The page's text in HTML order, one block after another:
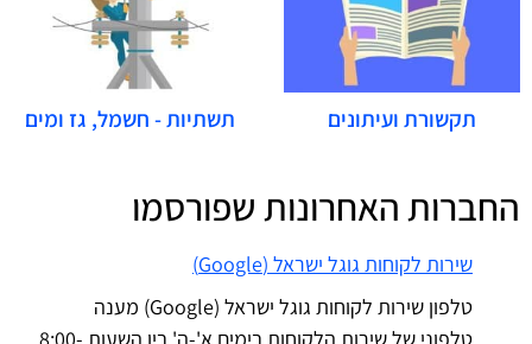
תקשורת ועיתונים תשתיות - חשמל, גז ומים
החברות האחרונות שפורסמו
שירות לקוחות גוגל ישראל (Google)
טלפון שירות לקוחות גוגל ישראל (Google) מענה